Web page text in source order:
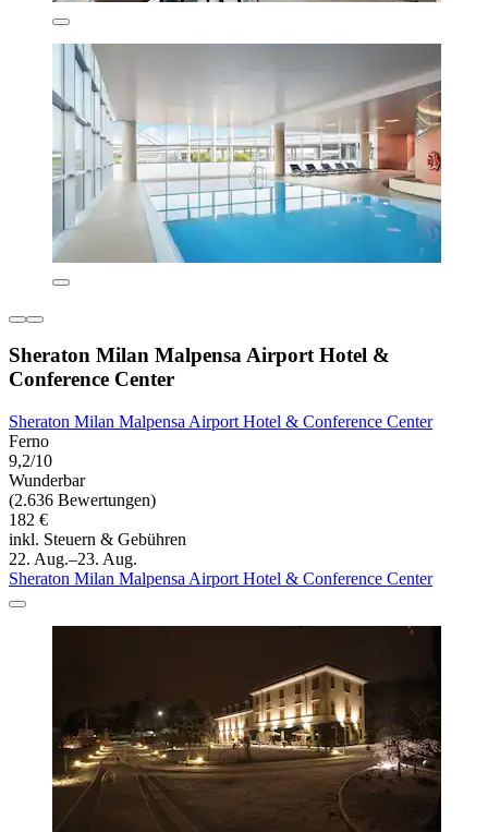
Sheraton Milan Malpensa Airport Hotel &
Conference Center
Sheraton Milan Malpensa Airport Hotel & Conference Center
Ferno
9,2/10
Wunderbar
(2.636 Bewertungen)
182 €
inkl. Steuern & Gebühren
22. Aug.–23. Aug.
Sheraton Milan Malpensa Airport Hotel & Conference Center